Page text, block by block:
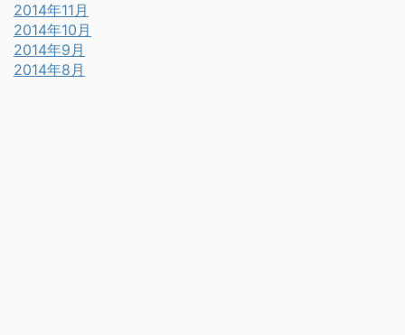
2014年11月
2014年10月
2014年9月
2014年8月